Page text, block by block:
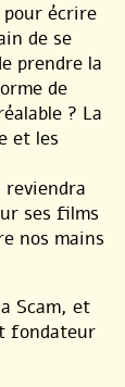
écrire
de se
prendre la
de
? La
et les
ses films
nos mains
Scam, et
fondateur